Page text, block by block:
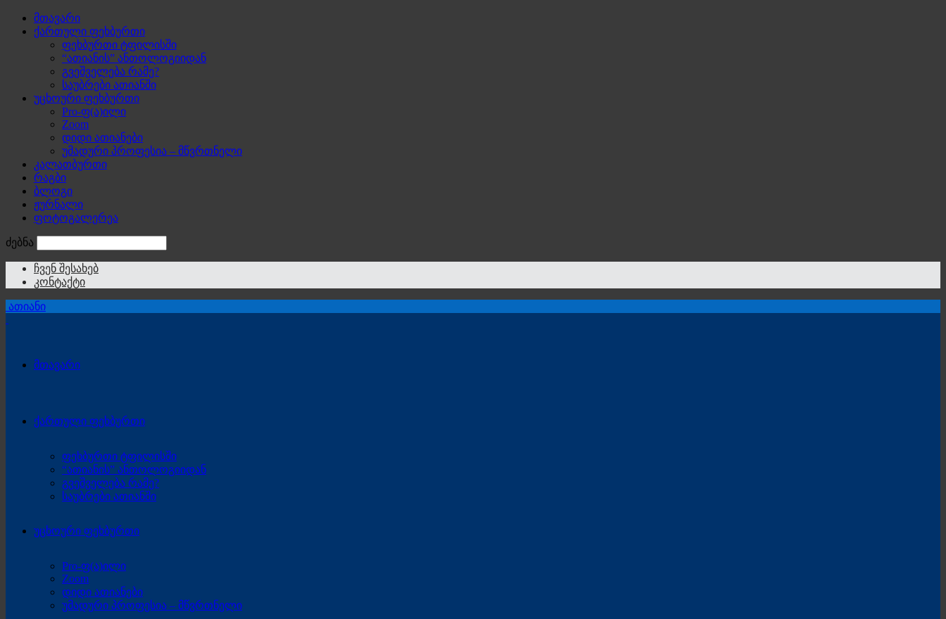
მთავარი
ქართული ფეხბურთი
ფეხბურთი ტფილისში
“ათიანის” ანთოლოგიიდან
გვეშველება რამე?
საუბრები ათიანში
უცხოური ფეხბურთი
Pro-ფ(ა)ილი
Zoom
დიდი ათიანები
უმადური პროფესია – მწვრთნელი
კალათბურთი
რაგბი
ბლოგი
ჟურნალი
ფოტოგალერეა
ძებნა
ჩვენ შესახებ
კონტაქტი
ათიანი
მთავარი
ქართული ფეხბურთი
ფეხბურთი ტფილისში
“ათიანის” ანთოლოგიიდან
გვეშველება რამე?
საუბრები ათიანში
უცხოური ფეხბურთი
Pro-ფ(ა)ილი
Zoom
დიდი ათიანები
უმადური პროფესია – მწვრთნელი